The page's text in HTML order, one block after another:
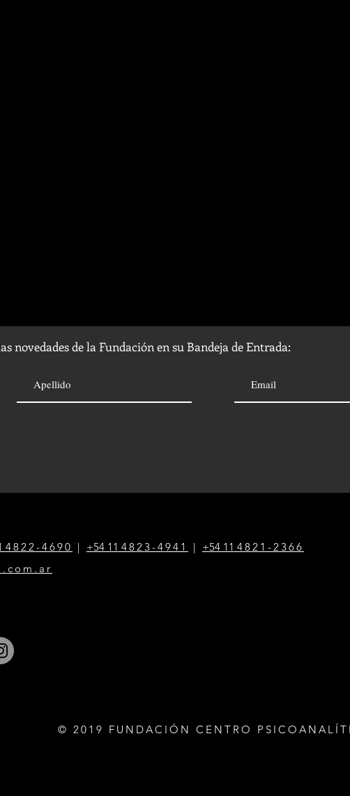
novedades de la Fundación en su Bandeja de Entrada:
4822-4690 | +54 1 1 4823-4941 | +54 1 1 4821-2366
© 2019 FUNDACIÓN CENTRO